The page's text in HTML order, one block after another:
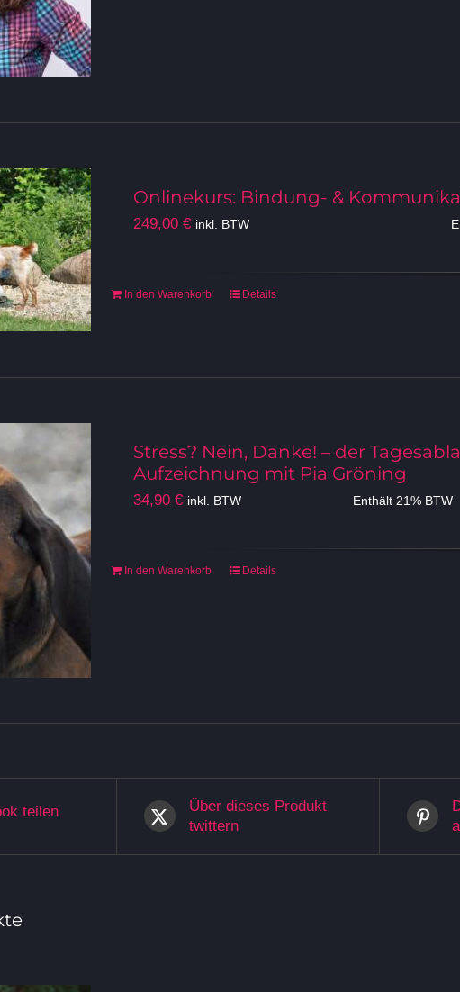
Optionen
Produktseite
gewählt
Onlinekurs: Bindung- &
249,00 € inkl. BTW
In den Warenkorb Details
Stress? Nein, Danke! – der
Aufzeichnung mit Pia Gröning
34,90 € inkl. BTW Enthält 21% BTW
In den Warenkorb Details
teilen
Über dieses Produkt
twittern